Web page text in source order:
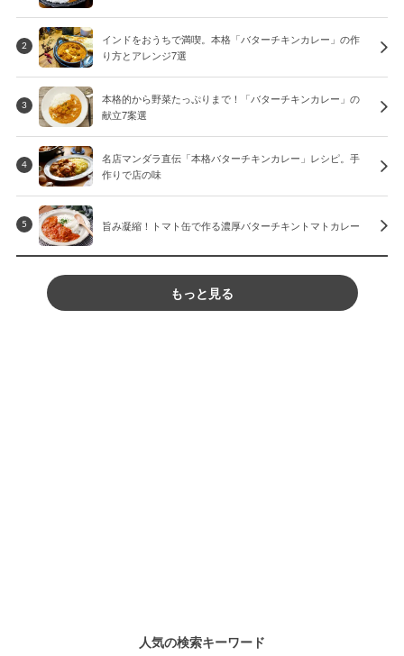
2
インドをおうちで満喫。本格「バターチキンカレー」の作
り方とアレンジ7選
3
本格的から野菜たっぷりまで！「バターチキンカレー」の
献立7案選
4
名店マンダラ直伝「本格バターチキンカレー」レシピ。手
作りで店の味
5 旨み凝縮！トマト缶で作る濃厚バターチキントマトカレー
もっと見る
人気の検索キーワード